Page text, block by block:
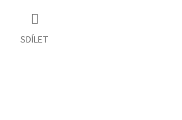
SDÍLET